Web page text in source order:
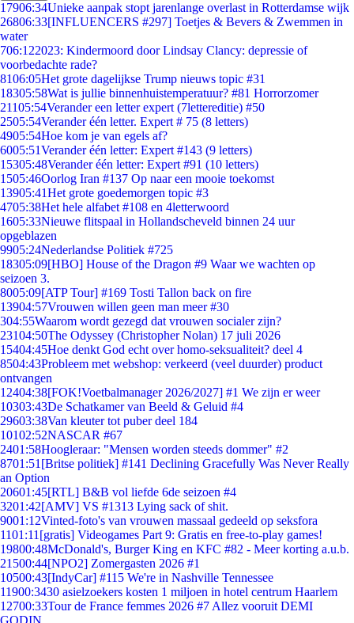
17906:34Unieke aanpak stopt jarenlange overlast in Rotterdamse wijk
26806:33[INFLUENCERS #297] Toetjes & Bevers & Zwemmen in
water
706:122023: Kindermoord door Lindsay Clancy: depressie of
voorbedachte rade?
8106:05Het grote dagelijkse Trump nieuws topic #31
18305:58Wat is jullie binnenhuistemperatuur? #81 Horrorzomer
21105:54Verander een letter expert (7lettereditie) #50
2505:54Verander één letter. Expert # 75 (8 letters)
4905:54Hoe kom je van egels af?
6005:51Verander één letter: Expert #143 (9 letters)
15305:48Verander één letter: Expert #91 (10 letters)
1505:46Oorlog Iran #137 Op naar een mooie toekomst
13905:41Het grote goedemorgen topic #3
4705:38Het hele alfabet #108 en 4letterwoord
1605:33Nieuwe flitspaal in Hollandscheveld binnen 24 uur
opgeblazen
9905:24Nederlandse Politiek #725
18305:09[HBO] House of the Dragon #9 Waar we wachten op
seizoen 3.
8005:09[ATP Tour] #169 Tosti Tallon back on fire
13904:57Vrouwen willen geen man meer #30
304:55Waarom wordt gezegd dat vrouwen socialer zijn?
23104:50The Odyssey (Christopher Nolan) 17 juli 2026
15404:45Hoe denkt God echt over homo-seksualiteit? deel 4
8504:43Probleem met webshop: verkeerd (veel duurder) product
ontvangen
12404:38[FOK!Voetbalmanager 2026/2027] #1 We zijn er weer
10303:43De Schatkamer van Beeld & Geluid #4
29603:38Van kleuter tot puber deel 184
10102:52NASCAR #67
2401:58Hoogleraar: "Mensen worden steeds dommer" #2
8701:51 [Britse politiek] #141 Declining Gracefully Was Never Really
an Option
20601:45[RTL] B&B vol liefde 6de seizoen #4
3201:42[AMV] VS #1313 Lying sack of shit.
9001:12Vinted-foto's van vrouwen massaal gedeeld op seksfora
1101:11 [gratis] Videogames Part 9: Gratis en free-to-play games!
19800:48McDonald's, Burger King en KFC #82 - Meer korting a.u.b.
21500:44[NPO2] Zomergasten 2026 #1
10500:43[IndyCar] #115 We're in Nashville Tennessee
11900:3430 asielzoekers kosten 1 miljoen in hotel centrum Haarlem
12700:33Tour de France femmes 2026 #7 Allez vooruit DEMI
GODIN